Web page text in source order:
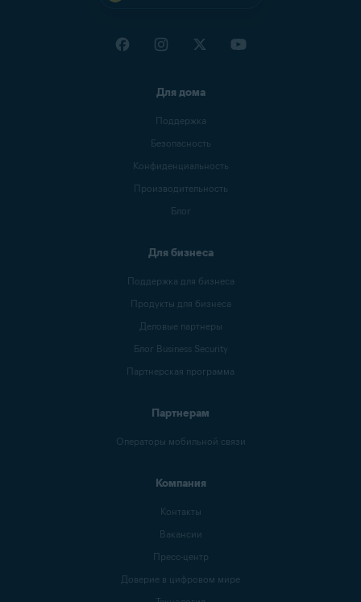
Для дома
Поддержка
Безопасность
Конфиденциальность
Производительность
Блог
Для бизнеса
Поддержка для бизнеса
Продукты для бизнеса
Деловые партнеры
Блог Business Security
Партнерская программа
Партнерам
Операторы мобильной связи
Компания
Контакты
Вакансии
Пресс-центр
Доверие в цифровом мире